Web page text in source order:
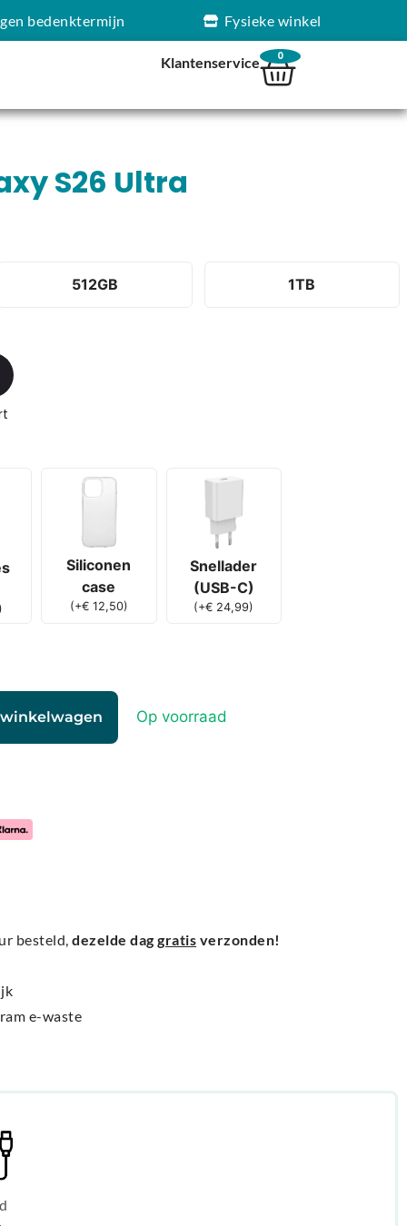
bedenktermijn Fysieke winkel
Klantenservice 0
S26 Ultra
512GB 1TB
Siliconen
case
(+€12,50)
Snellader
(USB-C)
(+€ 24,99)
Op voorraad
besteld,dezelde daggratis verzonden!
e-waste